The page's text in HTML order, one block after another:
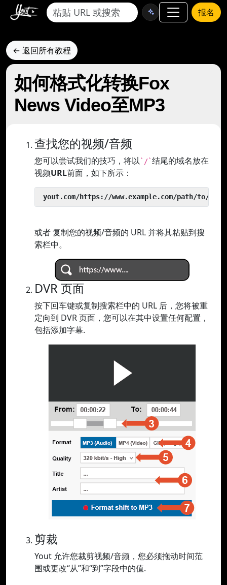
报名
← 返回所有教程
如何格式化转换Fox
News Video至MP3
查找您的视频/音频
您可以尝试我们的技巧，将以 `/`结尾的域名放在
视频URL前面，如下所示：
yout.com/https://www.example.com/path/to/
或者 复制您的视频/音频的 URL 并将其粘贴到搜
索栏中。
DVR 页面
按下回车键或复制搜索栏中的 URL 后，您将被重
定向到 DVR 页面，您可以在其中设置任何配置，
包括添加字幕.
剪裁
Yout 允许您裁剪视频/音频，您必须拖动时间范
围或更改“从”和“到”字段中的值.